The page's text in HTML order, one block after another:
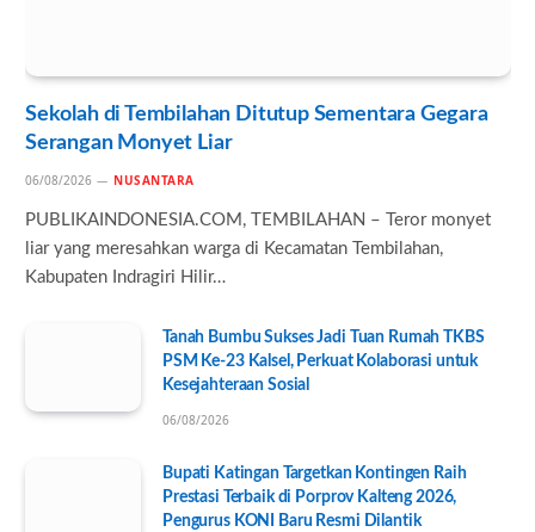
Sekolah di Tembilahan Ditutup Sementara Gegara
Serangan Monyet Liar
06/08/2026 NUSANTARA
PUBLIKAINDONESIA.COM, TEMBILAHAN – Teror monyet
liar yang meresahkan warga di Kecamatan Tembilahan,
Kabupaten Indragiri Hilir…
Tanah Bumbu Sukses Jadi Tuan Rumah TKBS
PSM Ke-23 Kalsel, Perkuat Kolaborasi untuk
Kesejahteraan Sosial
06/08/2026
Bupati Katingan Targetkan Kontingen Raih
Prestasi Terbaik di Porprov Kalteng 2026,
Pengurus KONI Baru Resmi Dilantik